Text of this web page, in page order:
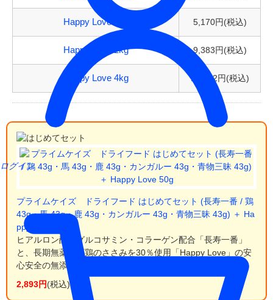
ログイン
Happy Love 1kg 5,170円(税込)
Happy Love 2kg 9,383円(税込)
Happy Love 4kg 17,512円(税込)
プライムケイズ ドライフード はじめてセット (長寿一番 / 鶏
43g・馬 43g・鹿 43g・カンガルー 43g・青物三昧 43g) ＋ Ha
ppy Love 50g
ヒアルロン酸・グルコサミン・コラーゲン配合「長寿一番」
と、長期無薬飼育鶏のささみを30％使用「Happy Love」の安
心安全の無添加国産ドライフードセット！
2,893円(税込)